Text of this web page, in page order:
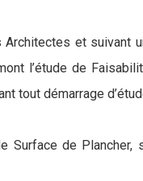
Architectes et suivant
l’étude de
tout démarrage
Surface de